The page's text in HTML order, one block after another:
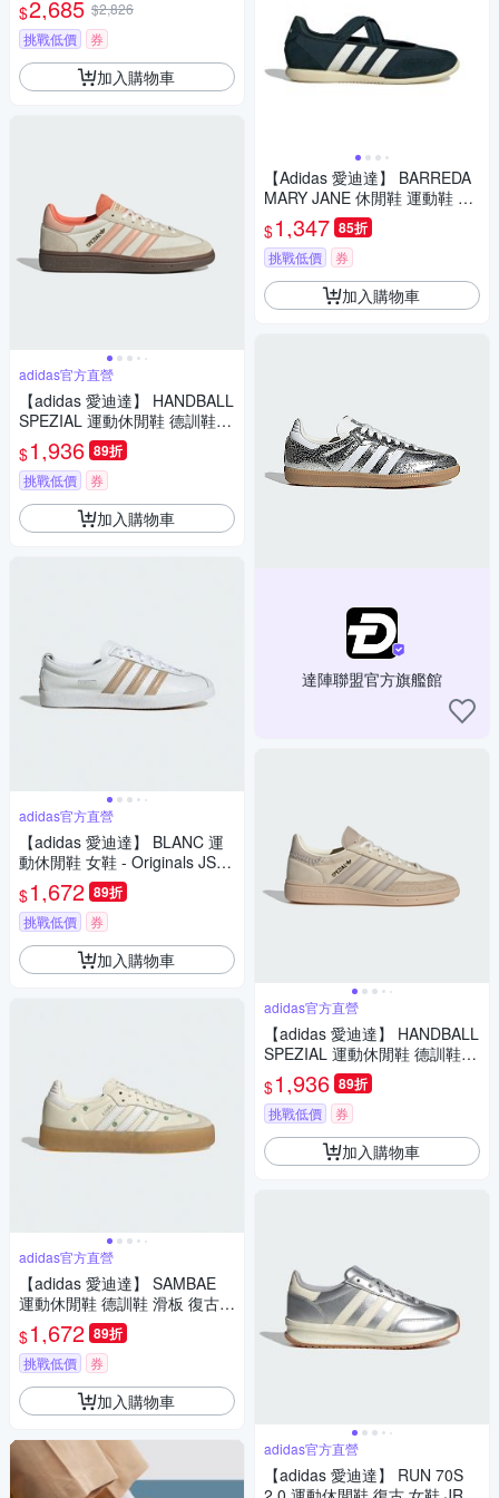
$2,685 $2,826
挑戰低價
券
加入購物車
adidas官方直營
【adidas 愛迪達】 HANDBALL
SPEZIAL 運動休閒鞋 德訓鞋
滑板 復古 女鞋 - Originals JI26
49
$1,936 89折
挑戰低價 券
加入購物車
adidas官方直營
【adidas 愛迪達】 BLANC 運
動休閒鞋 女鞋 - Originals JS14
95
$1,672 89折
挑戰低價 券
加入購物車
adidas官方直營
【adidas 愛迪達】 SAMBAE
運動休閒鞋 德訓鞋 滑板 復古
女鞋 - Originals JS3953
$1,672 89折
挑戰低價 券
加入購物車
【Adidas 愛迪達】 BARREDA
MARY JANE 休閒鞋 運動鞋 瑪
莉珍鞋 女 - JS2324
$1,347 85折
挑戰低價 券
加入購物車
達陣聯盟官方旗艦館
adidas官方直營
【adidas 愛迪達】 HANDBALL
SPEZIAL 運動休閒鞋 德訓鞋
女鞋 - Originals IE3699
$1,936 89折
挑戰低價 券
加入購物車
adidas官方直營
【adidas 愛迪達】 RUN 70S